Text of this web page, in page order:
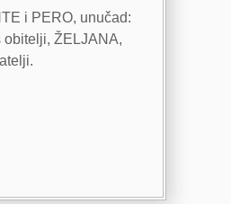
i PERO, unučad:
obitelji, ŽELJANA,